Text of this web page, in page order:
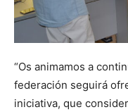
“Os animamos a
federación seguirá
iniciativa, que